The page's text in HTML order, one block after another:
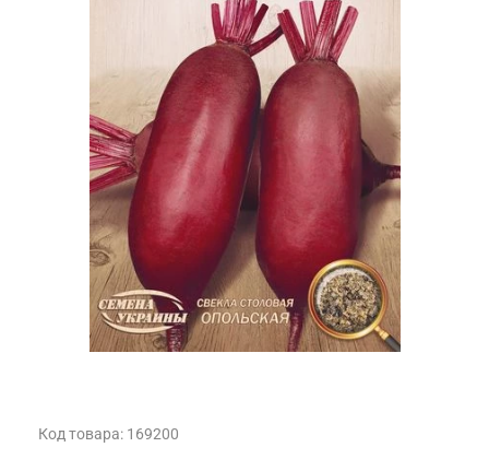
Код товара: 169200